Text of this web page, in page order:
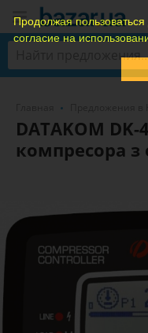
Продолжая
согласие на
DATAKOM
компресора